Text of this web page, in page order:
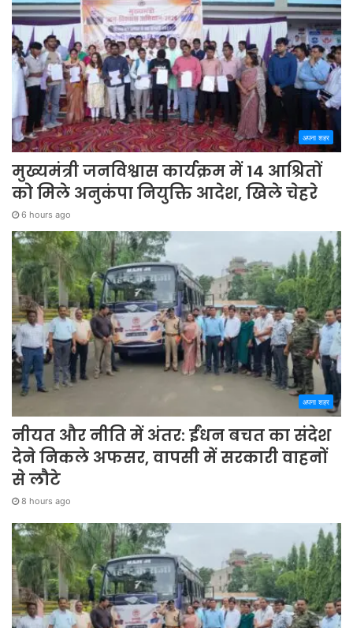
अपना शहर
मुख्यमंत्री जनविश्वास कार्यक्रम में 14 आश्रितों
को मिले अनुकंपा नियुक्ति आदेश, खिले चेहरे
6 hours ago
अपना शहर
नीयत और नीति में अंतर: ईंधन बचत का संदेश
देने निकले अफसर, वापसी में सरकारी वाहनों
से लौटे
8 hours ago